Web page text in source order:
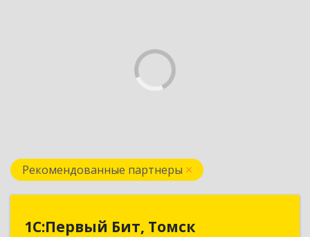
Рекомендованные партнеры
1С:Первый Бит, Томск